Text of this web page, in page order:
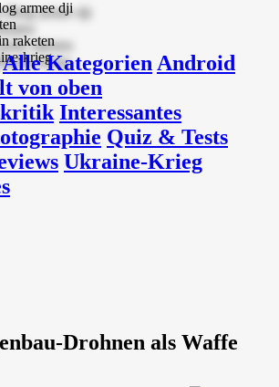
Alle Kategorien Android
von oben
Interessantes
Quiz & Tests
Ukraine-Krieg
Drohnen als Waffe